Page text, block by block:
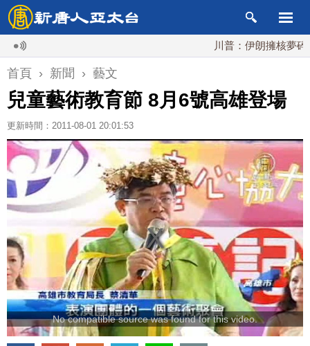
川普：伊朗擁核夢碎 海峽
首頁 › 新聞 › 藝文
兒童藝術教育節 8月6號高雄登場
更新時間：2011-08-01 20:01:53
No compatible source was found for this video.